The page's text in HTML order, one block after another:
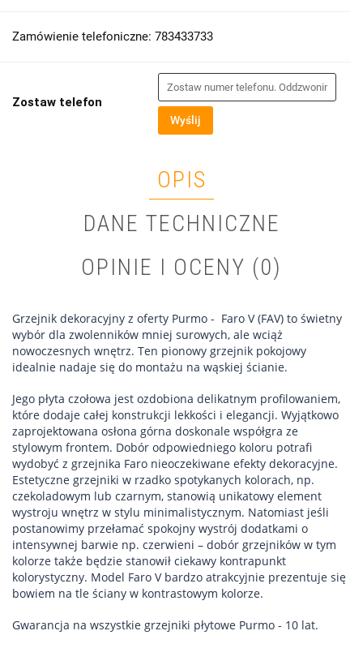
Zamówienie telefoniczne: 783433733
Zostaw telefon
Wyślij
OPIS
DANE TECHNICZNE
OPINIE I OCENY (0)
Grzejnik dekoracyjny z oferty Purmo - Faro V (FAV) to świetny
wybór dla zwolenników mniej surowych, ale wciąż
nowoczesnych wnętrz. Ten pionowy grzejnik pokojowy
idealnie nadaje się do montażu na wąskiej ścianie.
Jego płyta czołowa jest ozdobiona delikatnym profilowaniem,
które dodaje całej konstrukcji lekkości i elegancji. Wyjątkowo
zaprojektowana osłona górna doskonale współgra ze
stylowym frontem. Dobór odpowiedniego koloru potrafi
wydobyć z grzejnika Faro nieoczekiwane efekty dekoracyjne.
Estetyczne grzejniki w rzadko spotykanych kolorach, np.
czekoladowym lub czarnym, stanowią unikatowy element
wystroju wnętrz w stylu minimalistycznym. Natomiast jeśli
postanowimy przełamać spokojny wystrój dodatkami o
intensywnej barwie np. czerwieni – dobór grzejników w tym
kolorze także będzie stanowił ciekawy kontrapunkt
kolorystyczny. Model Faro V bardzo atrakcyjnie prezentuje się
bowiem na tle ściany w kontrastowym kolorze.
Gwarancja na wszystkie grzejniki płytowe Purmo - 10 lat.